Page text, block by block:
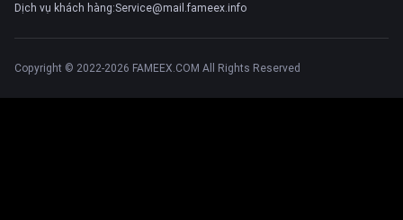
Dịch vụ khách hàng:Service@mail.fameex.info
Copyright © 2022-2026 FAMEEX.COM All Rights Reserved